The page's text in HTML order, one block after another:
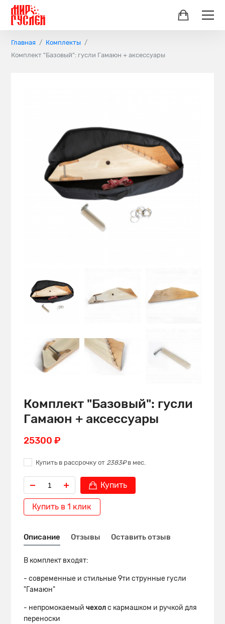
Главная
Комплекты
Комплект "Базовый": гусли Гамаюн + аксессуары
Комплект "Базовый": гусли
Гамаюн + аксессуары
25300 ₽
Купить в рассрочку от 2383₽в мес.
Купить
Купить в 1 клик
Описание Отзывы Оставить отзыв
В комплект входят:
- современные и стильные 9ти струнные гусли
"Гамаюн"
- непромокаемыйчехолс кармашком и ручкой для
переноски